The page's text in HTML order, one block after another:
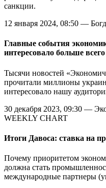
санкции.
12 января 2024, 08:50 —
Главные события
интересовало больше всего
Тысячи новостей
прочитали миллионы
интересовало нашу
30 декабря 2023, 09:30 —
WEEKLY CHART
Итоги Давоса: ставка на
Почему приоритетом
должна стать
международные партнеры